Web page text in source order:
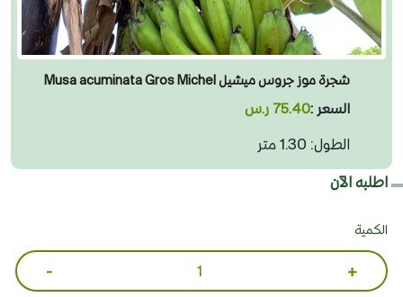
شجرة موز جروس ميشيل Musa acuminata Gros Michel
السعر :75.40 ر.س
الطول: 1.30 متر
اطلبه الآن
الكمية
+
-